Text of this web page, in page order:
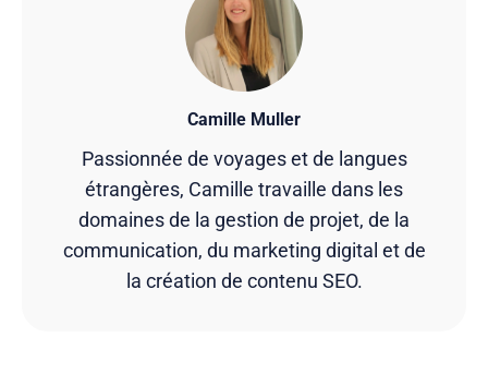
Camille Muller
Passionnée de voyages et de langues
étrangères, Camille travaille dans les
domaines de la gestion de projet, de la
communication, du marketing digital et de
la création de contenu SEO.